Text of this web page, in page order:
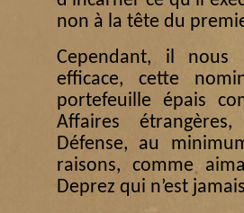
non à la tête du
Cependant, il
efficace, cette
portefeuille épais
Affaires
Défense, au
raisons, comme
Deprez qui n’est